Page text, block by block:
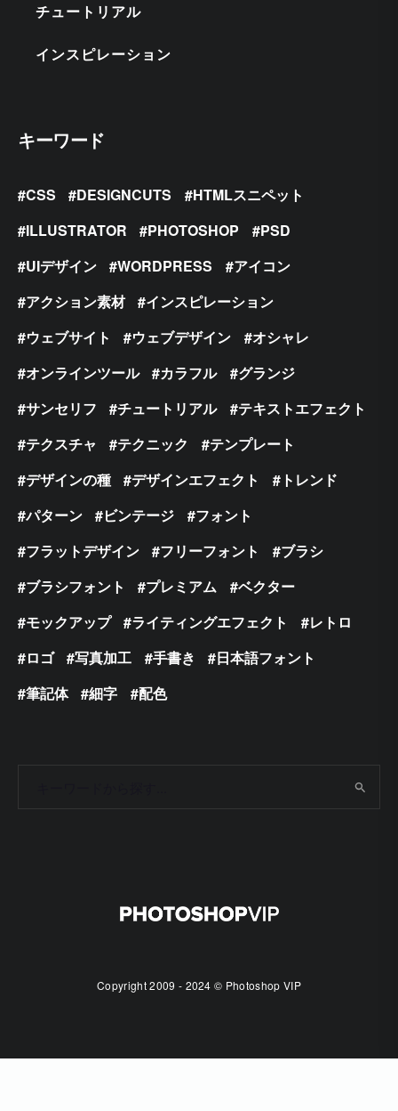
チュートリアル
インスピレーション
キーワード
CSS DESIGNCUTS
HTMLスニペット
ILLUSTRATOR
PHOTOSHOP
PSD
UIデザイン
WORDPRESS
アイコン
アクション素材
インスピレーション
ウェブサイト
ウェブデザイン
オシャレ
オンラインツール
カラフル
グランジ
サンセリフ
チュートリアル
テキストエフェクト
テクスチャ
テクニック
テンプレート
デザインの種
デザインエフェクト
トレンド
パターン
ビンテージ
フォント
フラットデザイン
フリーフォント
ブラシ
ブラシフォント
プレミアム
ベクター
モックアップ
ライティングエフェクト
レトロ
ロゴ
写真加工 手書き
日本語フォント
筆記体
細字 配色
Copyright 2009 - 2024 © Photoshop VIP